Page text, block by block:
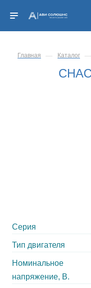
Главная — Каталог —
Серия
Тип двигателя
Номинальное
напряжение, В.